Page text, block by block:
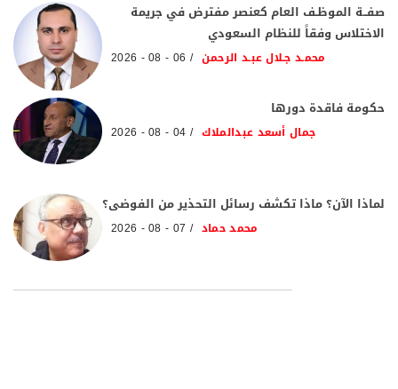
صفــة الموظـف العام كعنصر مفترض في جريمة
الاختلاس وفقاً للنظام السعودي
محمـد جـلال عبـد الرحمن 06 - 08 - 2026
حكومة فاقدة دورها
جمال أسعد عبدالملاك 04 - 08 - 2026
لماذا الآن؟ ماذا تكشف رسائل التحذير من الفوضى؟
محمد حماد 07 - 08 - 2026